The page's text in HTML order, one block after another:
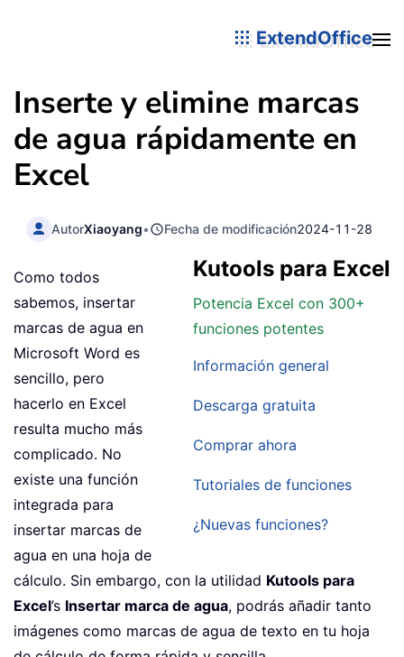
ExtendOffice
Inserte y elimine marcas
de agua rápidamente en
Excel
AutorXiaoyang• Fecha de modificación2024-11-28
Kutools para Excel
Potencia Excel con 300+
funciones potentes
Información general
Descarga gratuita
Comprar ahora
Tutoriales de funciones
¿Nuevas funciones?
Como todos
sabemos, insertar
marcas de agua en
Microsoft Word es
sencillo, pero
hacerlo en Excel
resulta mucho más
complicado. No
existe una función
integrada para
insertar marcas de
agua en una hoja de
cálculo. Sin embargo, con la utilidad Kutools para
Excel’s Insertar marca de agua, podrás añadir tanto
imágenes como marcas de agua de texto en tu hoja